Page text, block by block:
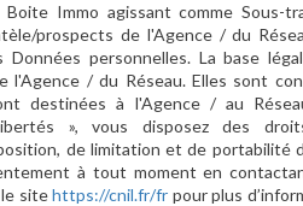
Boite Immo agissant comme Sous-
prospects de l'Agence / du
Données personnelles. La base
l'Agence / du Réseau. Elles sont
destinées à l'Agence / au
», vous disposez des
de limitation et de portabilité
à tout moment en
le sitehttps://cnil.fr/fr pour plus